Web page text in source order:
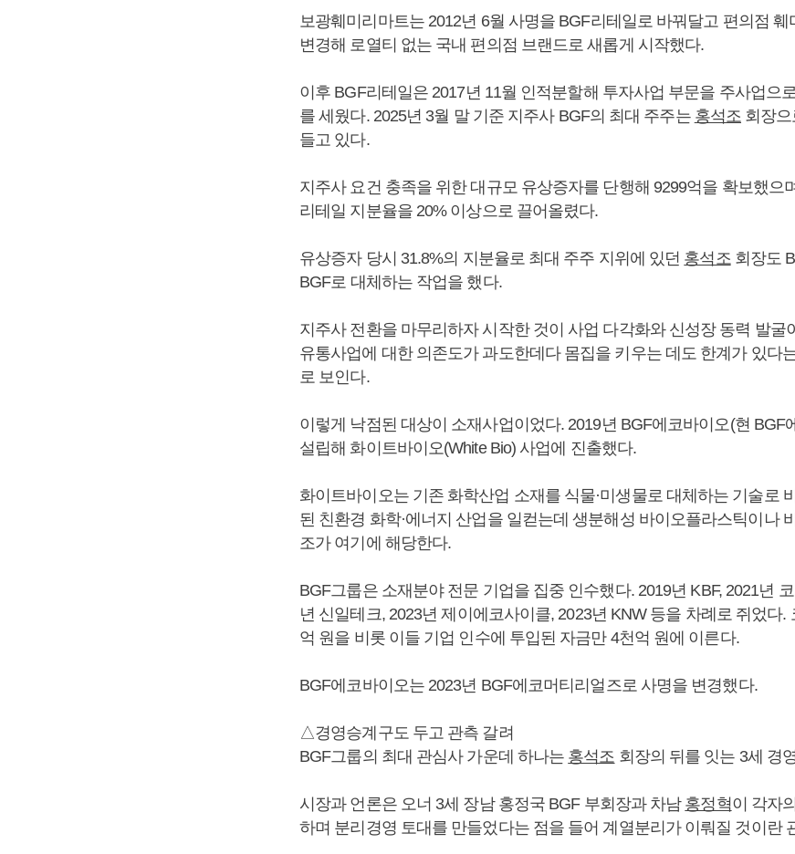
보광훼미리마트는 2012년 6월 사명을 BGF리테일로 바꿔달고 편의점
변경해 로열티 없는 국내 편의점 브랜드로 새롭게 시작했다.
이후 BGF리테일은 2017년 11월 인적분할해 투자사업 부문을 주사업으
를 세웠다. 2025년 3월 말 기준 지주사 BGF의 최대 주주는 홍석조 회장
들고 있다.
지주사 요건 충족을 위한 대규모 유상증자를 단행해 9299억을 확보했으
리테일 지분율을 20% 이상으로 끌어올렸다.
유상증자 당시 31.8%의 지분율로 최대 주주 지위에 있던 홍석조회장도
BGF로 대체하는 작업을 했다.
지주사 전환을 마무리하자 시작한 것이 사업 다각화와 신성장 동력 발굴
유통사업에 대한 의존도가 과도한데다 몸집을 키우는 데도 한계가 있다
로 보인다.
이렇게 낙점된 대상이 소재사업이었다. 2019년 BGF에코바이오(현 BGF
설립해 화이트바이오(White Bio) 사업에 진출했다.
화이트바이오는 기존 화학산업 소재를 식물·미생물로 대체하는 기술로
된 친환경 화학·에너지 산업을 일컫는데 생분해성 바이오플라스틱이나
조가 여기에 해당한다.
BGF그룹은 소재분야 전문 기업을 집중 인수했다. 2019년 KBF, 2021년
년 신일테크, 2023년 제이에코사이클, 2023년 KNW 등을 차례로 쥐었다.
억 원을 비롯 이들 기업 인수에 투입된 자금만 4천억 원에 이른다.
BGF에코바이오는 2023년 BGF에코머티리얼즈로 사명을 변경했다.
△경영승계구도 두고 관측 갈려
BGF그룹의 최대 관심사 가운데 하나는 홍석조 회장의 뒤를 잇는 3세 경
시장과 언론은 오너 3세 장남 홍정국 BGF 부회장과 차남 홍정혁이 각자
하며 분리경영 토대를 만들었다는 점을 들어 계열분리가 이뤄질 것이란